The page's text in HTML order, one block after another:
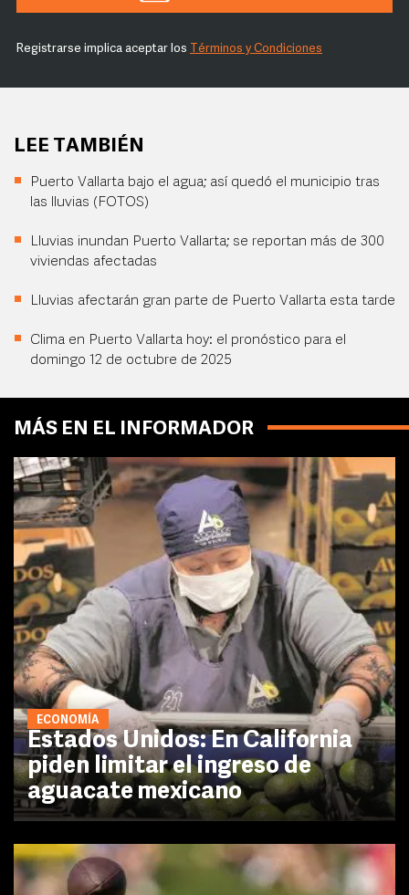
Registrarse implica aceptar los Términos y Condiciones
LEE TAMBIÉN
Puerto Vallarta bajo el agua; así quedó el municipio tras
las lluvias (FOTOS)
Lluvias inundan Puerto Vallarta; se reportan más de 300
viviendas afectadas
Lluvias afectarán gran parte de Puerto Vallarta esta tarde
Clima en Puerto Vallarta hoy: el pronóstico para el
domingo 12 de octubre de 2025
MÁS EN EL INFORMADOR
ECONOMÍA
Estados Unidos: En California
piden limitar el ingreso de
aguacate mexicano